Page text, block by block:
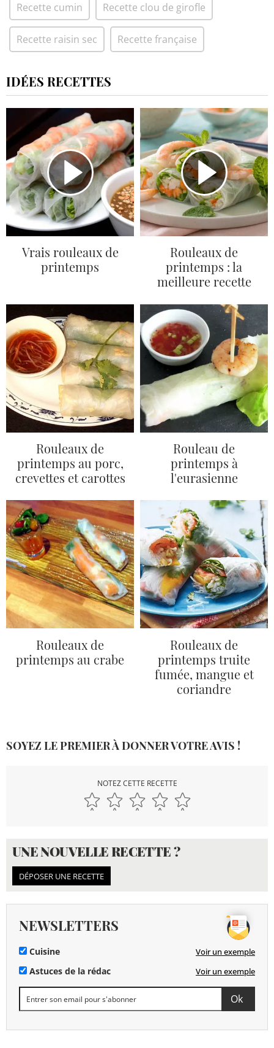
Recette cumin Recette clou de girofle
Recette raisin sec Recette française
IDÉES RECETTES
Vrais rouleaux de
printemps
Rouleaux de
printemps : la
meilleure recette
Rouleaux de
printemps au porc,
crevettes et carottes
Rouleau de
printemps à
l'eurasienne
Rouleaux de
printemps au crabe
Rouleaux de
printemps truite
fumée, mangue et
coriandre
SOYEZ LE PREMIER À DONNER VOTRE AVIS !
NOTEZ CETTE RECETTE
UNE NOUVELLE RECETTE ?
DÉPOSER UNE RECETTE
NEWSLETTERS
Cuisine Voir un exemple
Astuces de la rédac Voir un exemple